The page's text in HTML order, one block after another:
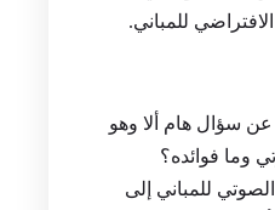
للمباني.
سؤال هام ألا وهو
وما فوائده؟
للمباني إلى